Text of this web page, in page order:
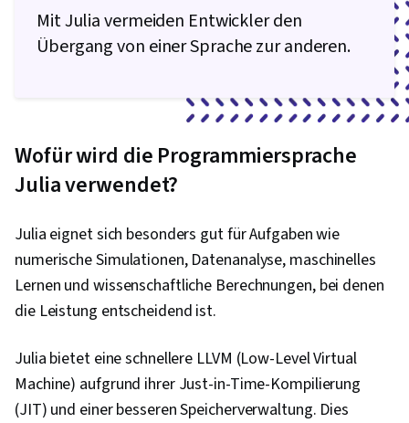
Mit Julia vermeiden Entwickler den
Übergang von einer Sprache zur anderen.
Wofür wird die Programmiersprache
Julia verwendet?
Julia eignet sich besonders gut für Aufgaben wie
numerische Simulationen, Datenanalyse, maschinelles
Lernen und wissenschaftliche Berechnungen, bei denen
die Leistung entscheidend ist.
Julia bietet eine schnellere LLVM (Low-Level Virtual
Machine) aufgrund ihrer Just-in-Time-Kompilierung
(JIT) und einer besseren Speicherverwaltung. Dies